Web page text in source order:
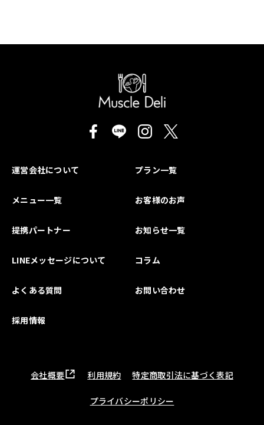
運営会社について プラン一覧
メニュー一覧 お客様のお声
提携パートナー お知らせ一覧
LINEメッセージについて コラム
よくある質問 お問い合わせ
採用情報
会社概要 利用規約 特定商取引法に基づく表記
プライバシーポリシー